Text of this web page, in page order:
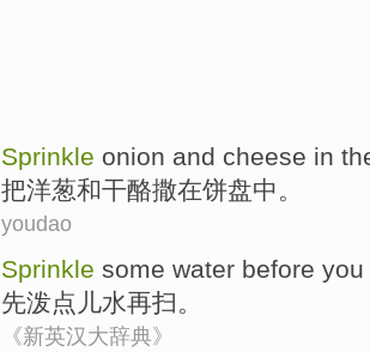
Sprinkle onion and cheese in
把洋葱和干酪撒在饼盘中。
youdao
Sprinkle some water before you
先泼点儿水再扫。
《新英汉大辞典》